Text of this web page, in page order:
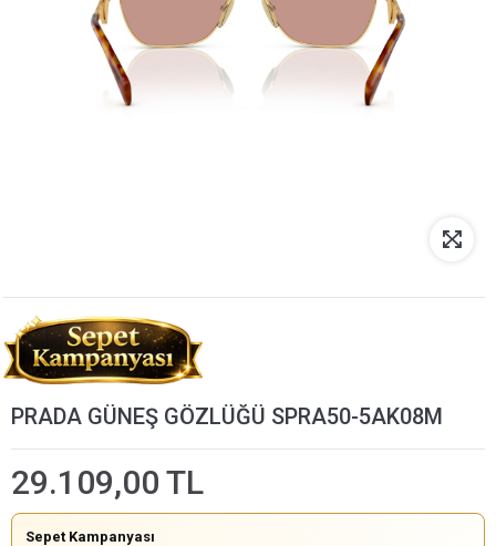
PRADA GÜNEŞ GÖZLÜĞÜ SPRA50-5AK08M
29.109,00 TL
Sepet Kampanyası